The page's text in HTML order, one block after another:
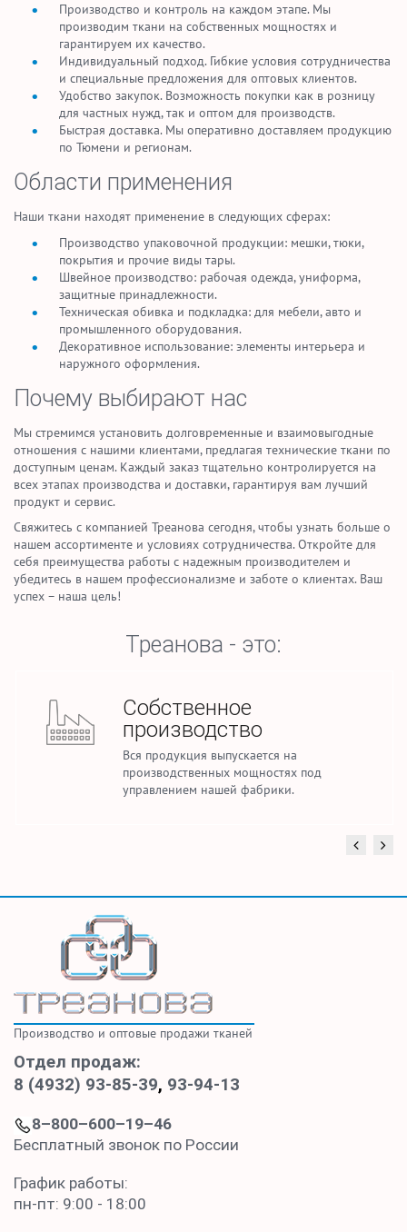
Производство и контроль на каждом этапе. Мы
производим ткани на собственных мощностях и
гарантируем их качество.
Индивидуальный подход. Гибкие условия сотрудничества
и специальные предложения для оптовых клиентов.
Удобство закупок. Возможность покупки как в розницу
для частных нужд, так и оптом для производств.
Быстрая доставка. Мы оперативно доставляем продукцию
по Тюмени и регионам.
Области применения
Наши ткани находят применение в следующих сферах:
Производство упаковочной продукции: мешки, тюки,
покрытия и прочие виды тары.
Швейное производство: рабочая одежда, униформа,
защитные принадлежности.
Техническая обивка и подкладка: для мебели, авто и
промышленного оборудования.
Декоративное использование: элементы интерьера и
наружного оформления.
Почему выбирают нас
Мы стремимся установить долговременные и взаимовыгодные
отношения с нашими клиентами, предлагая технические ткани по
доступным ценам. Каждый заказ тщательно контролируется на
всех этапах производства и доставки, гарантируя вам лучший
продукт и сервис.
Свяжитесь с компанией Треанова сегодня, чтобы узнать больше о
нашем ассортименте и условиях сотрудничества. Откройте для
себя преимущества работы с надежным производителем и
убедитесь в нашем профессионализме и заботе о клиентах. Ваш
успех – наша цель!
Треанова - это:
Собственное
производство
Вся продукция выпускается на
производственных мощностях под
управлением нашей фабрики.
Производство и оптовые продажи тканей
Отдел продаж:
8 (4932) 93-85-39, 93-94-13
8–800–600–19–46
Бесплатный звонок по России
График работы:
пн-пт: 9:00 - 18:00